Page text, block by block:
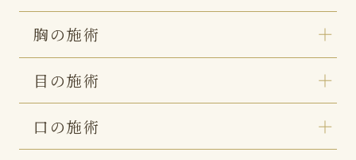
胸の施術
目の施術
口の施術